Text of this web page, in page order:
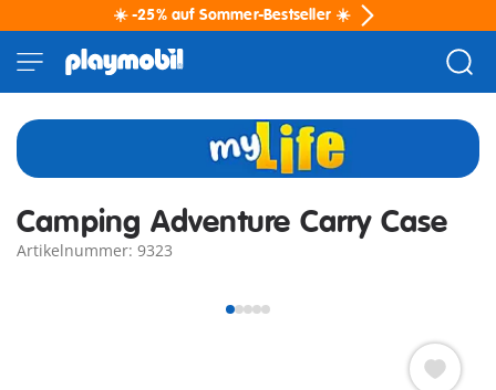
☀️ -25% auf Sommer-Bestseller ☀️
Camping Adventure Carry Case
Artikelnummer: 9323